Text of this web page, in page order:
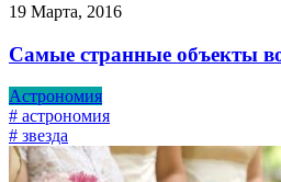
19 Марта, 2016
Самые странные объекты
Астрономия
# астрономия
# звезда